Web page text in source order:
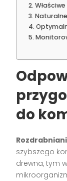
do
szybszego
drewna, tym